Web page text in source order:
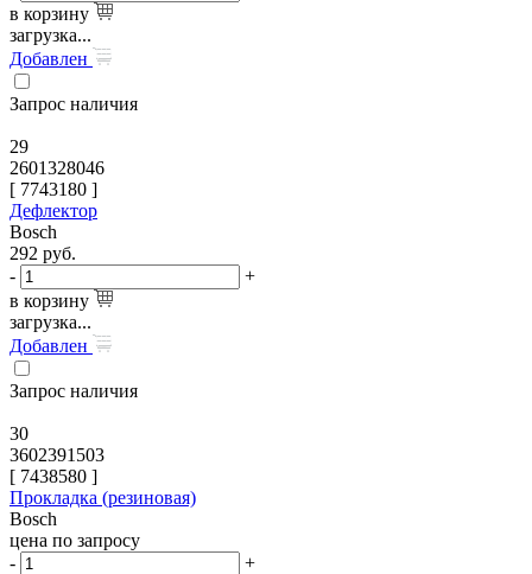
в корзину
загрузка...
Добавлен
Запрос наличия
29
2601328046
[ 7743180 ]
Дефлектор
Bosch
292 руб.
-
+
в корзину
загрузка...
Добавлен
Запрос наличия
30
3602391503
[ 7438580 ]
Прокладка (резиновая)
Bosch
цена по запросу
-
+